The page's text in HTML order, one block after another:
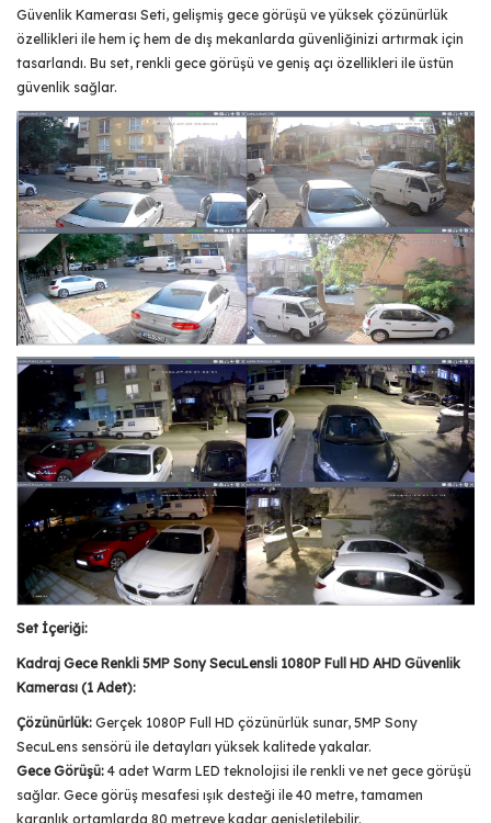
Güvenlik Kamerası Seti, gelişmiş gece görüşü ve yüksek çözünürlük
özellikleri ile hem iç hem de dış mekanlarda güvenliğinizi artırmak için
tasarlandı. Bu set, renkli gece görüşü ve geniş açı özellikleri ile üstün
güvenlik sağlar.
Set İçeriği:
Kadraj Gece Renkli 5MP Sony SecuLensli 1080P Full HD AHD Güvenlik
Kamerası (1 Adet):
Çözünürlük: Gerçek 1080P Full HD çözünürlük sunar, 5MP Sony
SecuLens sensörü ile detayları yüksek kalitede yakalar.
Gece Görüşü: 4 adet Warm LED teknolojisi ile renkli ve net gece görüşü
sağlar. Gece görüş mesafesi ışık desteği ile 40 metre, tamamen
karanlık ortamlarda 80 metreye kadar genişletilebilir.